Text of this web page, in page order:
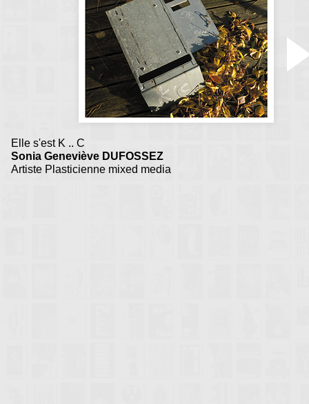
Elle s'est K .. C
Sonia Geneviève DUFOSSEZ
Artiste Plasticienne mixed media